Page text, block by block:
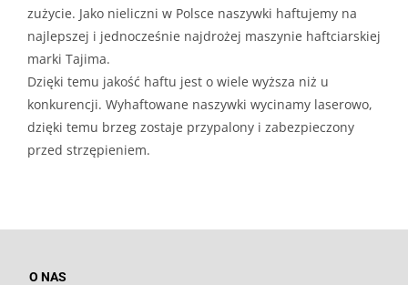
zużycie. Jako nieliczni w Polsce naszywki haftujemy na
najlepszej i jednocześnie najdrożej maszynie haftciarskiej
marki Tajima.
Dzięki temu jakość haftu jest o wiele wyższa niż u
konkurencji. Wyhaftowane naszywki wycinamy laserowo,
dzięki temu brzeg zostaje przypalony i zabezpieczony
przed strzępieniem.
O NAS